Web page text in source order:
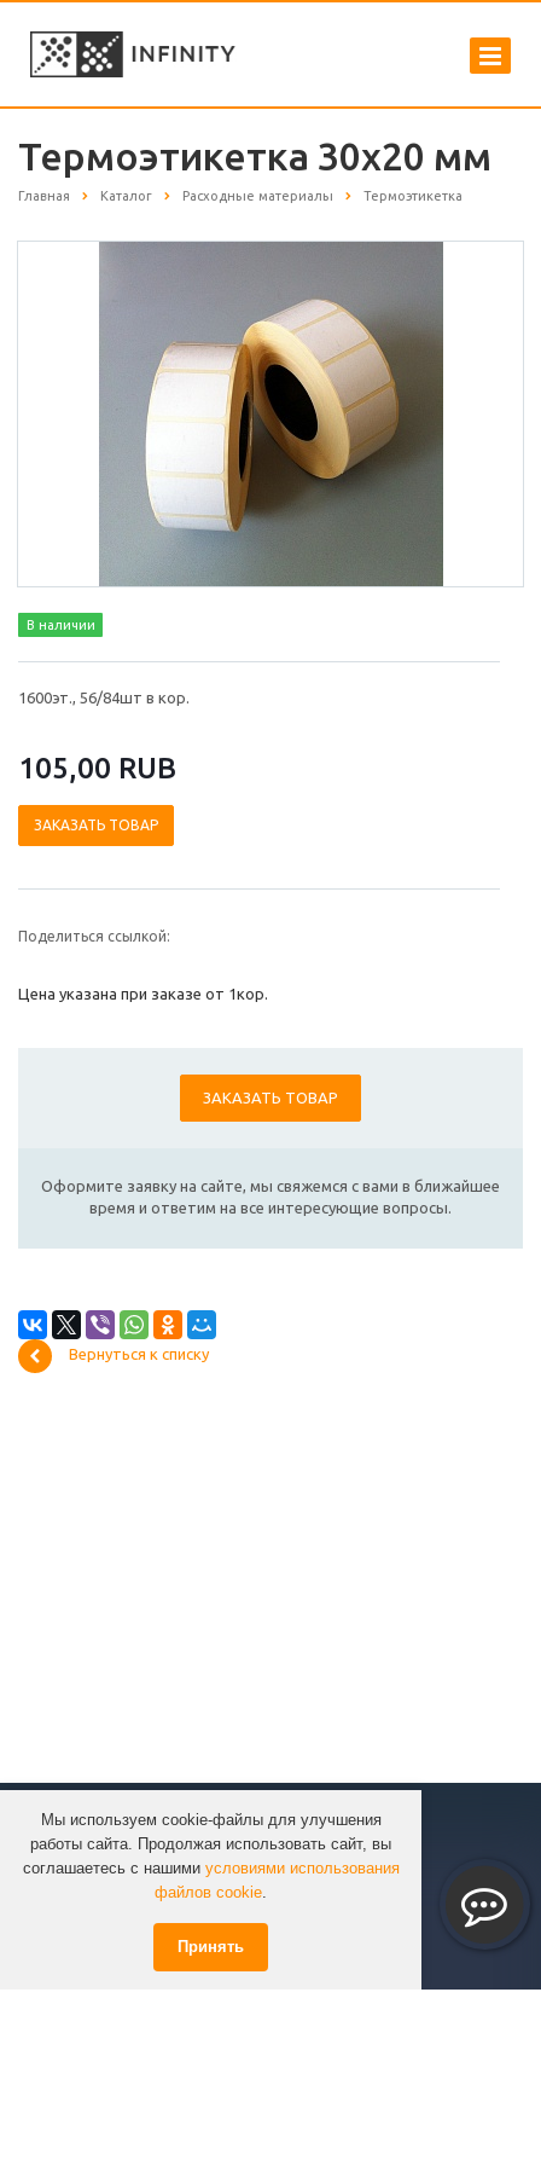
Мы используем cookie-файлы для улучшения
работы сайта. Продолжая использовать сайт, вы
соглашаетесь с нашими условиями использования
файлов cookie.
Принять
Термоэтикетка 30х20 мм
Главная Каталог Расходные материалы Термоэтикетка
В наличии
1600эт., 56/84шт в кор.
105,00 RUB
ЗАКАЗАТЬ ТОВАР
Поделиться ссылкой:
Цена указана при заказе от 1кор.
ЗАКАЗАТЬ ТОВАР
Оформите заявку на сайте, мы свяжемся с вами в ближайшее
время и ответим на все интересующие вопросы.
Вернуться к списку
КОМПАНИЯ
КАТАЛОГ
УСЛУГИ
ИНФОРМАЦИЯ